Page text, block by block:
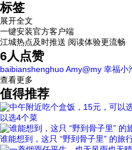
标签
展开全文
一键安装官方客户端
江城热点及时推送 阅读体验更流畅
6 人点赞
baibianshenghuoAmy@my 幸福小
查看更多
值得推荐
以选4个菜
谁能想到，这只 “野到骨子里” 的旅